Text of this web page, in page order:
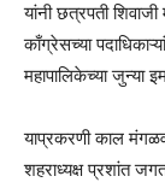
यांनी छत्रपती
काँग्रेसच्या
महापालिकेच्या जुन्या
याप्रकरणी काल
शहराध्यक्ष प्रशांत